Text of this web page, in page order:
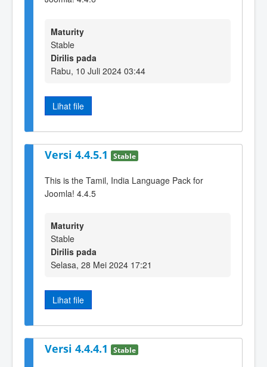
Maturity
Stable
Dirilis pada
Rabu, 10 Juli 2024 03:44
Lihat file
Versi 4.4.5.1 Stable
This is the Tamil, India Language Pack for
Joomla! 4.4.5
Maturity
Stable
Dirilis pada
Selasa, 28 Mei 2024 17:21
Lihat file
Versi 4.4.4.1 Stable